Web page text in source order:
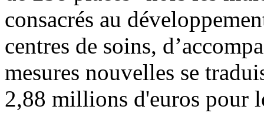
consacrés au
centres de soins,
mesures nouvelles se
2,88 millions d'euros pour